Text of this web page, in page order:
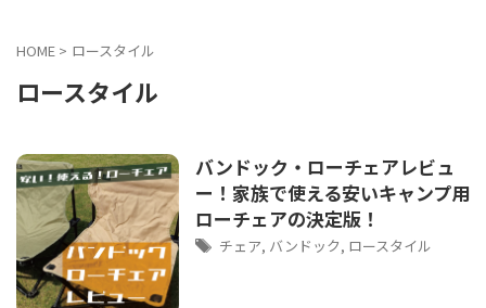
HOME > ロースタイル
ロースタイル
バンドック・ローチェアレビュ
ー！家族で使える安いキャンプ用
ローチェアの決定版！
チェア, バンドック, ロースタイル